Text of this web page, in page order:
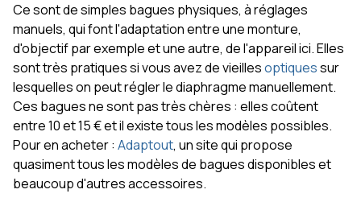
Ce sont de simples bagues physiques, à réglages
manuels, qui font l'adaptation entre une monture,
d'objectif par exemple et une autre, de l'appareil ici. Elles
sont très pratiques si vous avez de vieillesoptiquessur
lesquelles on peut régler le diaphragme manuellement.
Ces bagues ne sont pas très chères : elles coûtent
entre 10 et 15 € et il existe tous les modèles possibles.
Pour en acheter : Adaptout, un site qui propose
quasiment tous les modèles de bagues disponibles et
beaucoup d'autres accessoires.